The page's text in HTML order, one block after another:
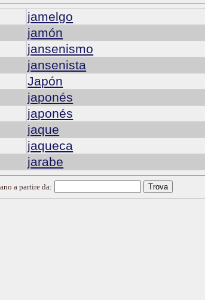
jamelgo
jamón
jansenismo
jansenista
Japón
japonés
japonés
jaque
jaqueca
jarabe
a partire da: